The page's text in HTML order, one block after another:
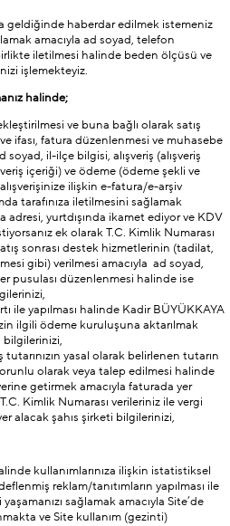
geldiğinde haberdar edilmek istemeniz
amacıyla ad soyad, telefon
iletilmesi halinde beden ölçüsü ve
işlemekteyiz.
halinde;
ve buna bağlı olarak satış
ifası, fatura düzenlenmesi ve muhasebe
soyad, il-ilçe bilgisi, alışveriş (alışveriş
içeriği) ve ödeme (ödeme şekli ve
ilişkin e-fatura/e-arşiv
tarafınıza iletilmesini sağlamak
adresi, yurtdışında ikamet ediyor ve KDV
ek olarak T.C. Kimlik Numarası
sonrası destek hizmetlerinin (tadilat,
gibi) verilmesi amacıyla ad soyad,
pusulası düzenlenmesi halinde ise
ile yapılması halinde Kadir BÜYÜKKAYA
ilgili ödeme kuruluşuna aktarılmak
bilgilerinizi,
tutarınızın yasal olarak belirlenen tutarın
olarak veya talep edilmesi halinde
getirmek amacıyla faturada yer
Kimlik Numarası verileriniz ile vergi
alacak şahıs şirketi bilgilerinizi,
kullanımlarınıza ilişkin istatistiksel
reklam/tanıtımların yapılması ile
sağlamak amacıyla Site’de
ve Site kullanım (gezinti)